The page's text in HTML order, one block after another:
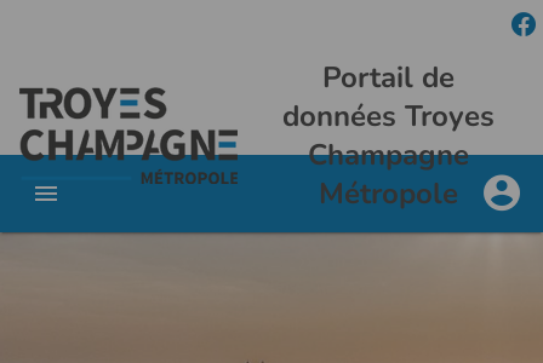
Portail de
données Troyes
Champagne
Métropole